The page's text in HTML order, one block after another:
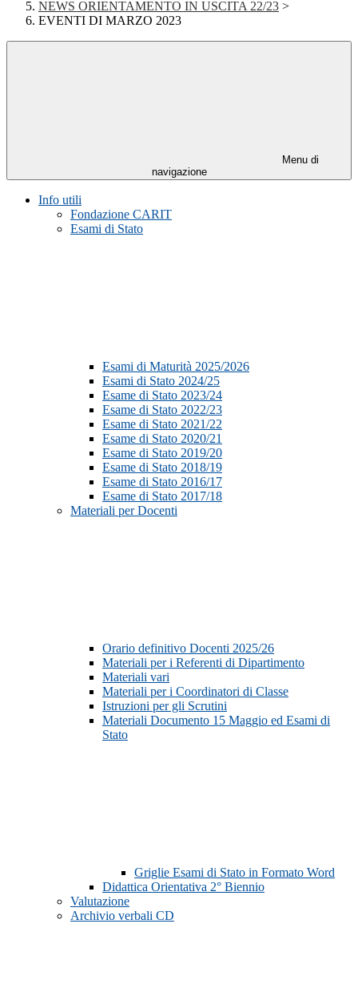
NEWS ORIENTAMENTO IN USCITA 22/23 >
EVENTI DI MARZO 2023
Menu di
navigazione
Info utili
Fondazione CARIT
Esami di Stato
Esami di Maturità 2025/2026
Esami di Stato 2024/25
Esame di Stato 2023/24
Esame di Stato 2022/23
Esame di Stato 2021/22
Esame di Stato 2020/21
Esame di Stato 2019/20
Esame di Stato 2018/19
Esame di Stato 2016/17
Esame di Stato 2017/18
Materiali per Docenti
Orario definitivo Docenti 2025/26
Materiali per i Referenti di Dipartimento
Materiali vari
Materiali per i Coordinatori di Classe
Istruzioni per gli Scrutini
Materiali Documento 15 Maggio ed Esami di
Stato
Griglie Esami di Stato in Formato Word
Didattica Orientativa 2° Biennio
Valutazione
Archivio verbali CD